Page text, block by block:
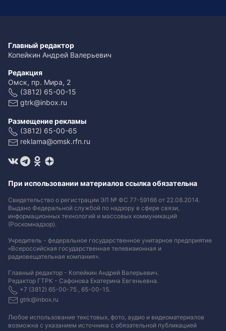
Главный редактор
Копейкин Андрей Валерьевич
Редакция
Омск, пр. Мира, 2
(3812) 65-00-15
gtrk@inbox.ru
Размещение рекламы
(3812) 65-00-65
reklama@omsk.rfn.ru
При использовании материалов ссылка обязательна
Свидетельство о регистрации ЭЛ № ФС 77-59166 от 22.08.2014.
Выдано Федеральной службой по надзору в сфере связи,
информационных технологий и массовых коммуникаций
(Роскомнадзор).
Учредитель - федеральное государственное унитарное предприятие
«Всероссийская государственная телевизионная и
радиовещательная компания».
Главный редактор - Копейкин Андрей Валерьевич.
Редактор ГТРК - Сафонова Екатерина Евгеньевна.
+7 (3812) 65-00-75 , 65-00-15.
gtrk@inbox.ru
Любое использование текстовых, фото, аудио и видеоматериалов
возможна с указанием источника с обязательной публикацией